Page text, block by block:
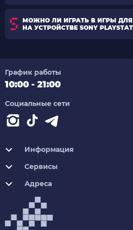
МОЖНО ЛИ ИГРАТЬ В ИГРЫ ДЛЯ
НА УСТРОЙСТВЕ SONY
График работы
10:00 - 21:00
Социальные сети
Информация
Сервисы
Адреса